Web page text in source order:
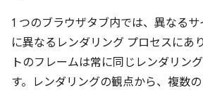
1 つのブラウザタブ内では、異なる
に異なるレンダリング プロセスにあ
トのフレームは常に同じレンダリン
す。レンダリングの観点から、複数